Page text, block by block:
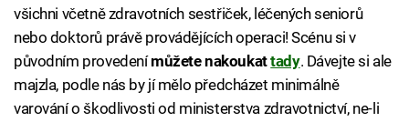
všichni včetně zdravotních sestřiček, léčených seniorů
nebo doktorů právě provádějících operaci! Scénu si v
původním provedenímůžete nakoukattady. Dávejte si ale
majzla, podle nás by jí mělo předcházet minimálně
varování o škodlivosti od ministerstva zdravotnictví, ne-li